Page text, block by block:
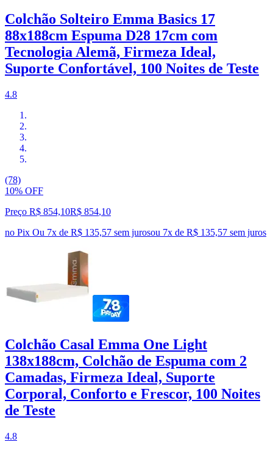
Colchão Solteiro Emma Basics 17
88x188cm Espuma D28 17cm com
Tecnologia Alemã, Firmeza Ideal,
Suporte Confortável, 100 Noites de Teste
4.8
(78)
10% OFF
Preço R$ 854,10R$ 854,10
no Pix Ou 7x de R$ 135,57 sem jurosou 7x de R$ 135,57 sem juros
Colchão Casal Emma One Light
138x188cm, Colchão de Espuma com 2
Camadas, Firmeza Ideal, Suporte
Corporal, Conforto e Frescor, 100 Noites
de Teste
4.8